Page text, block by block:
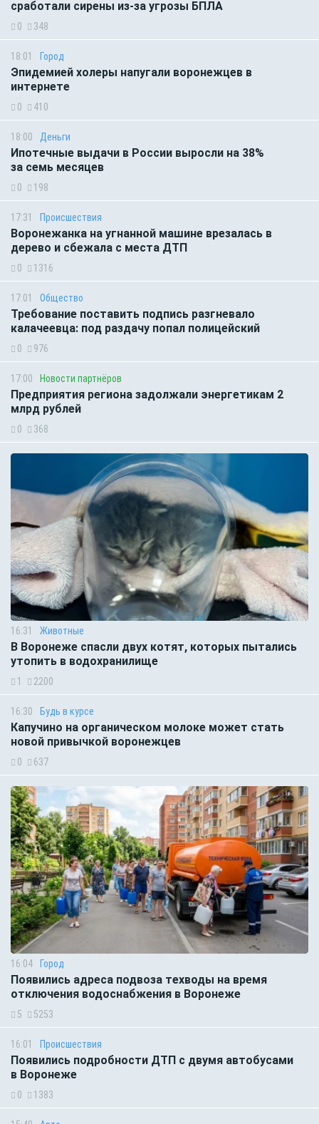
сработали сирены из-за угрозы БПЛА
0 348
18:01 Город
Эпидемией холеры напугали воронежцев в
интернете
0 410
18:00 Деньги
Ипотечные выдачи в России выросли на 38%
за семь месяцев
0 198
17:31 Происшествия
Воронежанка на угнанной машине врезалась в
дерево и сбежала с места ДТП
0 1316
17:01 Общество
Требование поставить подпись разгневало
калачеевца: под раздачу попал полицейский
0 976
17:00 Новости партнёров
Предприятия региона задолжали энергетикам 2
млрд рублей
0 368
16:31 Животные
В Воронеже спасли двух котят, которых пытались
утопить в водохранилище
1 2200
16:30 Будь в курсе
Капучино на органическом молоке может стать
новой привычкой воронежцев
0 637
16:04 Город
Появились адреса подвоза техводы на время
отключения водоснабжения в Воронеже
5 5253
16:01 Происшествия
Появились подробности ДТП с двумя автобусами
в Воронеже
0 1383